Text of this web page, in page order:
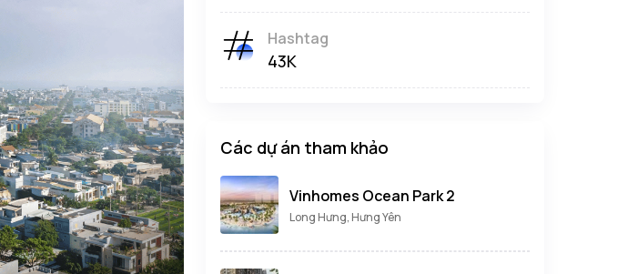
Hashtag
43K
Các dự án tham khảo
Vinhomes Ocean Park 2
Long Hưng, Hưng Yên